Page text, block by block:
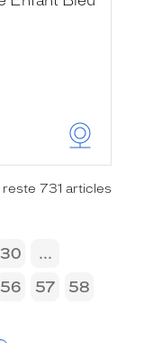
reste 731 articles
30
...
56 57
58